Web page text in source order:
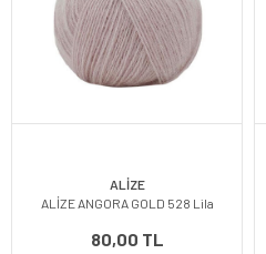
ALİZE
ALİZE ANGORA GOLD 528 Lila
80,00 TL